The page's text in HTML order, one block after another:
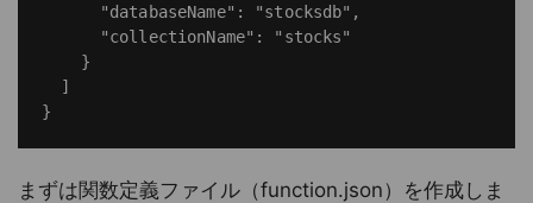
      "databaseName": "stocksdb",
      "collectionName": "stocks"
    }
  ]
まずは関数定義ファイル（function.json）を作成しま